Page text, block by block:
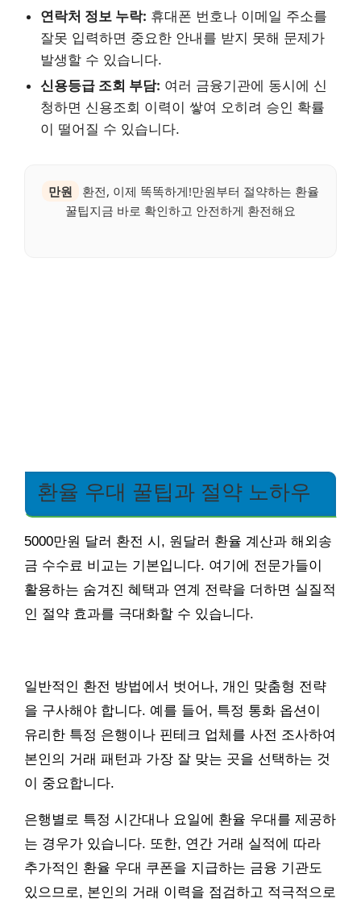
연락처 정보 누락: 휴대폰 번호나 이메일 주소를
잘못 입력하면 중요한 안내를 받지 못해 문제가
발생할 수 있습니다.
신용등급 조회 부담: 여러 금융기관에 동시에 신
청하면 신용조회 이력이 쌓여 오히려 승인 확률
이 떨어질 수 있습니다.
만원
환전, 이제 똑똑하게!만원부터 절약하는 환율
꿀팁지금 바로 확인하고 안전하게 환전해요
환율 우대 꿀팁과 절약 노하우
5000만원 달러 환전 시, 원달러 환율 계산과 해외송
금 수수료 비교는 기본입니다. 여기에 전문가들이
활용하는 숨겨진 혜택과 연계 전략을 더하면 실질적
인 절약 효과를 극대화할 수 있습니다.
일반적인 환전 방법에서 벗어나, 개인 맞춤형 전략
을 구사해야 합니다. 예를 들어, 특정 통화 옵션이
유리한 특정 은행이나 핀테크 업체를 사전 조사하여
본인의 거래 패턴과 가장 잘 맞는 곳을 선택하는 것
이 중요합니다.
은행별로 특정 시간대나 요일에 환율 우대를 제공하
는 경우가 있습니다. 또한, 연간 거래 실적에 따라
추가적인 환율 우대 쿠폰을 지급하는 금융 기관도
있으므로, 본인의 거래 이력을 점검하고 적극적으로